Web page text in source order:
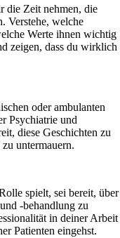
die Zeit nehmen, die
Verstehe, welche
Werte ihnen wichtig
zeigen, dass du wirklich
oder ambulanten
Psychiatrie und
diese Geschichten zu
untermauern.
spielt, sei bereit, über
-behandlung zu
in deiner Arbeit
Patienten eingehst.